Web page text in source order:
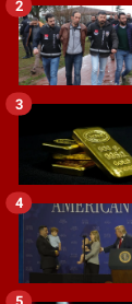
2
3
4